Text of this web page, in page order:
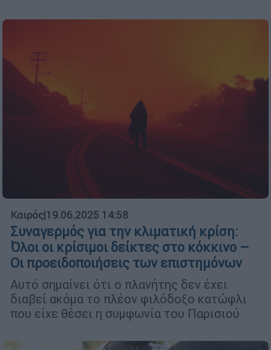
Καιρός|19.06.2025 14:58
Συναγερμός για την κλιματική κρίση:
Όλοι οι κρίσιμοι δείκτες στο κόκκινο –
Οι προειδοποιήσεις των επιστημόνων
Αυτό σημαίνει ότι ο πλανήτης δεν έχει
διαβεί ακόμα το πλέον φιλόδοξο κατώφλι
που είχε θέσει η συμφωνία του Παρισιού